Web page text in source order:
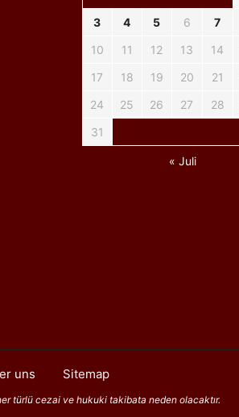
3
4 5 6 7
10
11 12 13 14
17
18 19 20 21
24
25 26 27 28
31
« Juli
uns Sitemap
türlü cezai ve hukuki takibata neden olacaktır.